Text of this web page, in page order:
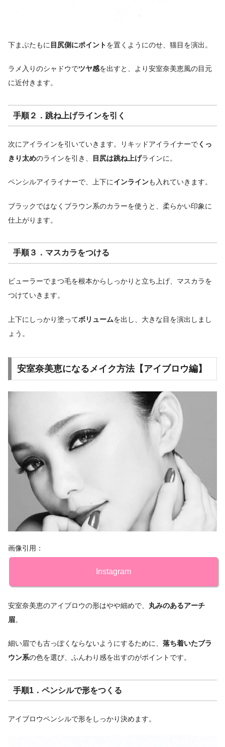
下まぶたもに 目尻側にポイントを置くようにのせ、猫目を演出。
ラメ入りのシャドウでツヤ感を出すと、より安室奈美恵風の目元
に近付きます。
手順２．跳ね上げラインを引く
次にアイラインを引いていきます。リキッドアイライナーでくっ
きり太めのラインを引き、 目尻は跳ね上げラインに。
ペンシルアイライナーで、上下にインラインも入れていきます。
ブラックではなくブラウン系のカラーを使うと、柔らかい印象に
仕上がります。
手順３．マスカラをつける
ビューラーでまつ毛を根本からしっかりと立ち上げ、マスカラを
つけていきます。
上下にしっかり塗ってボリュームを出し、大きな目を演出しまし
ょう。
安室奈美恵になるメイク方法【アイブロウ編】
画像引用：
Instagram
安室奈美恵のアイブロウの形はやや細めで、 丸みのあるアーチ
眉。
細い眉でも古っぽくならないようにするために、 落ち着いたブラ
ウン系の色を選び、ふんわり感を出すのがポイントです。
手順1．ペンシルで形をつくる
アイブロウペンシルで形をしっかり決めます。